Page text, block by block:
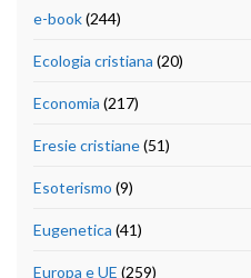
e-book(244)
Ecologia cristiana (20)
Economia (217)
Eresie cristiane(51)
Esoterismo (9)
Eugenetica (41)
Europa e UE (259)